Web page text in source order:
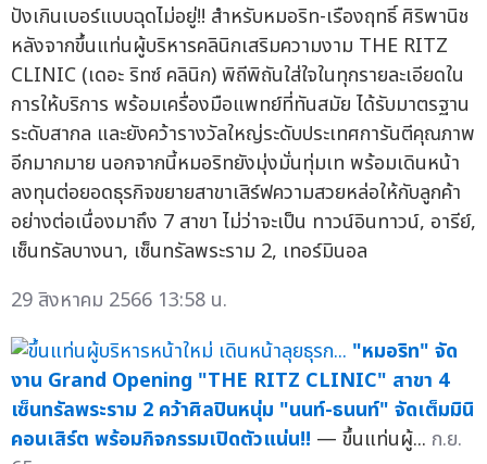
ปังเกินเบอร์แบบฉุดไม่อยู่!! สำหรับหมอริท-เรืองฤทธิ์ ศิริพานิช
หลังจากขึ้นแท่นผู้บริหารคลินิกเสริมความงาม THE RITZ
CLINIC (เดอะ ริทซ์ คลินิก) พิถีพิถันใส่ใจในทุกรายละเอียดใน
การให้บริการ พร้อมเครื่องมือแพทย์ที่ทันสมัย ได้รับมาตรฐาน
ระดับสากล และยังคว้ารางวัลใหญ่ระดับประเทศการันตีคุณภาพ
อีกมากมาย นอกจากนี้หมอริทยังมุ่งมั่นทุ่มเท พร้อมเดินหน้า
ลงทุนต่อยอดธุรกิจขยายสาขาเสิร์ฟความสวยหล่อให้กับลูกค้า
อย่างต่อเนื่องมาถึง 7 สาขา ไม่ว่าจะเป็น ทาวน์อินทาวน์, อารีย์,
เซ็นทรัลบางนา, เซ็นทรัลพระราม 2, เทอร์มินอล
29 สิงหาคม 2566 13:58 น.
"หมอริท" จัด
งาน Grand Opening "THE RITZ CLINIC" สาขา 4
เซ็นทรัลพระราม 2 คว้าศิลปินหนุ่ม "นนท์-ธนนท์" จัดเต็มมินิ
คอนเสิร์ต พร้อมกิจกรรมเปิดตัวแน่น!! — ขึ้นแท่นผู้... ก.ย.